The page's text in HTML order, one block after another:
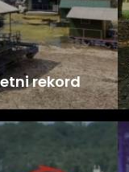
rekord